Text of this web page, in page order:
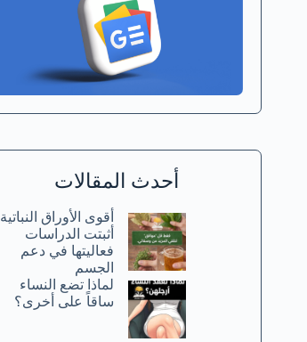
أحدث المقالات
أقوى الأوراق النباتية
أثبتت الدراسات
فعاليتها في دعم
الجسم
لماذا تضع النساء
ساقاً على أخرى؟